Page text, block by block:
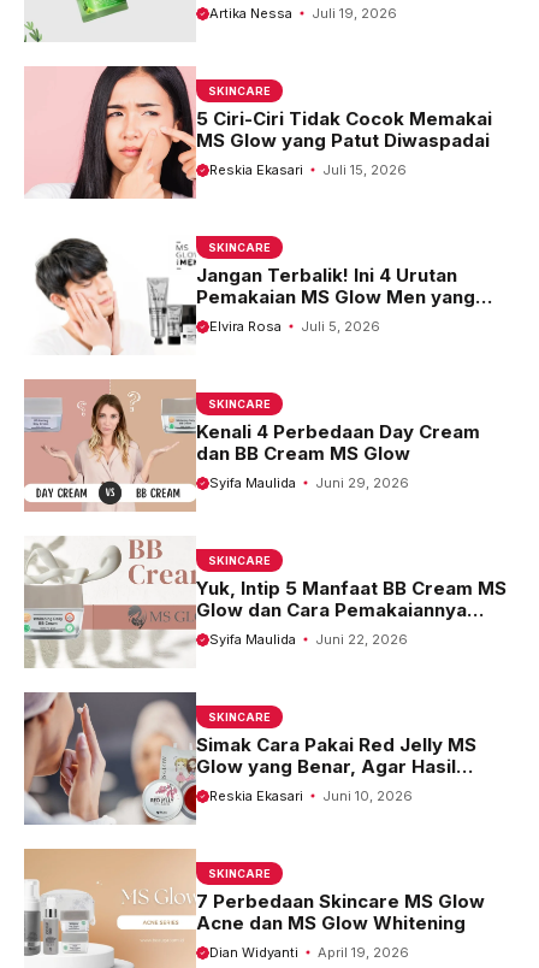
Artika Nessa Juli 19, 2026
SKINCARE
5 Ciri-Ciri Tidak Cocok Memakai
MS Glow yang Patut Diwaspadai
Reskia Ekasari Juli 15, 2026
SKINCARE
Jangan Terbalik! Ini 4 Urutan
Pemakaian MS Glow Men yang
Benar
Elvira Rosa Juli 5, 2026
SKINCARE
Kenali 4 Perbedaan Day Cream
dan BB Cream MS Glow
Syifa Maulida Juni 29, 2026
SKINCARE
Yuk, Intip 5 Manfaat BB Cream MS
Glow dan Cara Pemakaiannya
Agar Hasil Maksimal
Syifa Maulida Juni 22, 2026
SKINCARE
Simak Cara Pakai Red Jelly MS
Glow yang Benar, Agar Hasil
Maksimal!
Reskia Ekasari Juni 10, 2026
SKINCARE
7 Perbedaan Skincare MS Glow
Acne dan MS Glow Whitening
Dian Widyanti April 19, 2026